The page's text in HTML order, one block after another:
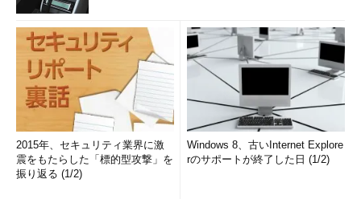
2015年、セキュリティ業界に激
震をもたらした「標的型攻撃」を
振り返る (1/2)
Windows 8、古いInternet Explore
rのサポートが終了した日 (1/2)